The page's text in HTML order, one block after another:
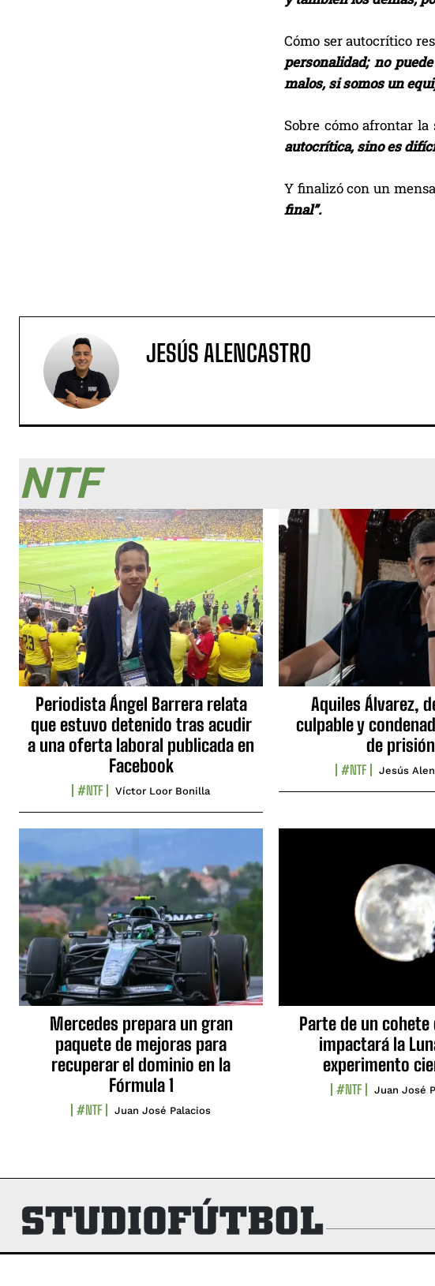
Cómo ser autocrítico
personalidad; no
malos, si somos un
Sobre cómo afrontar la
autocrítica, sino es
Y finalizó con un
final”.
JESÚS ALENCASTRO
NTF
Periodista Ángel Barrera relata
que estuvo detenido tras acudir
a una oferta laboral publicada en
Facebook
#NTF Víctor Loor Bonilla
Aquiles Álvarez,
culpable y
de prisión
#NTF Jesús
Mercedes prepara un gran
paquete de mejoras para
recuperar el dominio en la
Fórmula 1
#NTF Juan José Palacios
Parte de un cohete
impactará la
experimento
#NTF Juan José